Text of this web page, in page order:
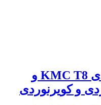
مقایسه قابلیت‌های آفرودی KMC T8 و